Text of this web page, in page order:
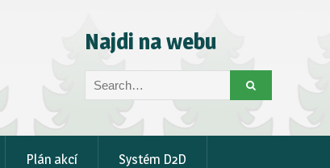
Najdi na webu
Search
for:
Plán akcí Systém D2D